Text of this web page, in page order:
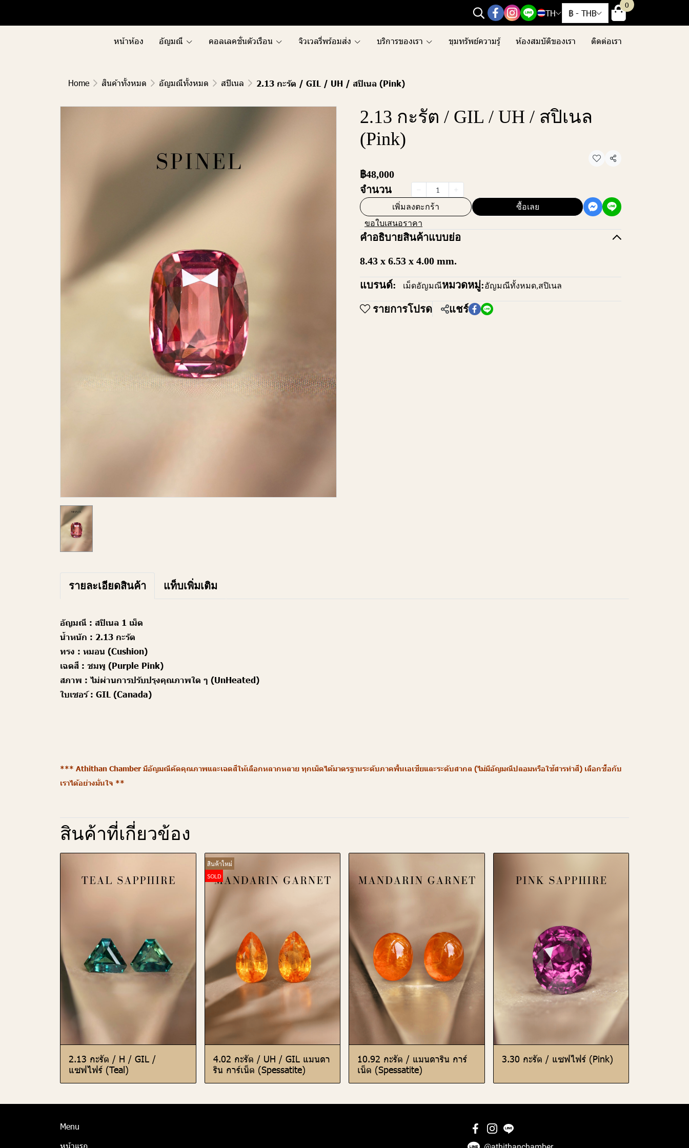
TH ฿ - THB
0
หน้าห้อง อัญมณี คอลเลคชั่นตัวเรือน จิวเวลรี่พร้อมส่ง บริการของเรา ขุมทรัพย์ความรู้ ห้องสมบัติของเรา ติดต่อเรา
Home สินค้าทั้งหมด อัญมณีทั้งหมด สปิเนล 2.13 กะรัต / GIL / UH / สปิเนล (Pink)
2.13 กะรัต / GIL / UH / สปิเนล
(Pink)
แชร์
฿48,000
จำนวน
เพิ่มลงตะกร้า
ซื้อเลย
ขอใบเสนอราคา
คำอธิบายสินค้าแบบย่อ
8.43 x 6.53 x 4.00 mm.
แบรนด์: เม็ดอัญมณีหมวดหมู่:อัญมณีทั้งหมด,สปิเนล
รายการโปรด แชร์
รายละเอียดสินค้า แท็บเพิ่มเติม
อัญมณี : สปิเนล 1 เม็ด
น้ำหนัก : 2.13 กะรัต
ทรง : หมอน (Cushion)
เฉดสี : ชมพู (Purple Pink)
สภาพ : ไม่ผ่านการปรับปรุงคุณภาพใด ๆ (UnHeated)
ใบเซอร์ : GIL (Canada)
*** Athithan Chamber มีอัญมณีคัดคุณภาพและเฉดสีให้เลือกหลากหลาย ทุกเม็ดได้มาตรฐานระดับภาคพื้นเอเชียและระดับสากล (ไม่มีอัญมณีปลอมหรือใช้สารทำสี) เลือกซื้อกับ
เราได้อย่างมั่นใจ **
สินค้าที่เกี่ยวข้อง
2.13 กะรัต / H / GIL /
แซฟไฟร์ (Teal)
สินค้าใหม่
SOLD
4.02 กะรัต / UH / GIL แมนดา
ริน การ์เน็ต (Spessatite)
10.92 กะรัต / แมนดาริน การ์
เน็ต (Spessatite)
3.30 กะรัต / แซฟไฟร์ (Pink)
Menu
หน้าแรก